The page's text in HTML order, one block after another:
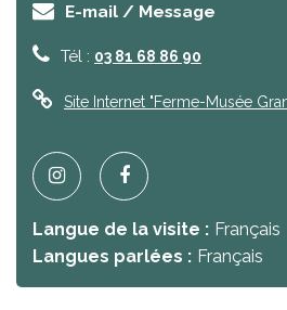
E-mail / Message
Tél : 03 81 68 86 90
Site Internet "Ferme-Musée
Langue de la visite : Français
Langues parlées : Français